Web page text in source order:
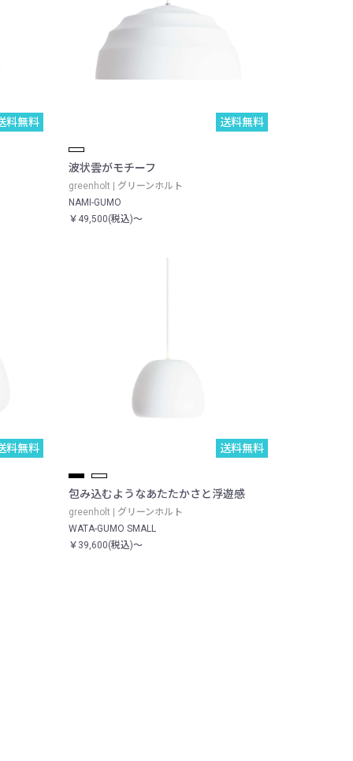
料無料 送料無料
波状雲がモチーフ
greenholt | グリーンホルト
NAMI-GUMO
￥49,500(税込)～
料無料 送料無料
包み込むようなあたたかさと浮遊感
greenholt | グリーンホルト
WATA-GUMO SMALL
￥39,600(税込)～